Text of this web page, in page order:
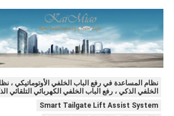
نظام المساعدة في رفع الباب الخلفي الأوتوماتيكي ،
الخلفي الذكي ، رفع الباب الخلفي الكهربائي التلقائي
Smart Tailgate Lift Assist System